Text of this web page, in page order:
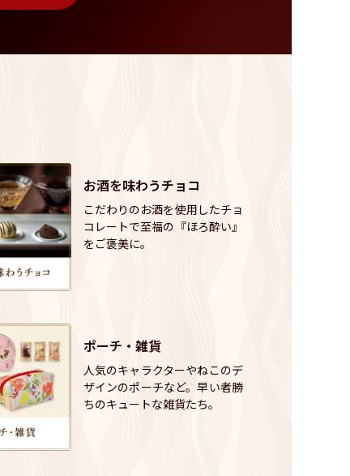
お酒を味わうチョコ
こだわりのお酒を使用したチョ
コレートで至福の『ほろ酔い』
をご褒美に。
ポーチ・雑貨
人気のキャラクターやねこのデ
ザインのポーチなど。早い者勝
ちのキュートな雑貨たち。